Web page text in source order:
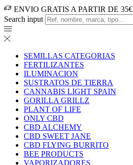
ENVIO GRATIS A PARTIR DE 35€
Search input
SEMILLAS CATEGORIAS
FERTILIZANTES
ILUMINACION
SUSTRATOS DE TIERRA
CANNABIS LIGHT SPAIN
GORILLA GRILLZ
PLANT OF LIFE
ONLY CBD
CBD ALCHEMY
CBD SWEET JANE
CBD FLYING BURRITO
BEE PRODUCTS
VAPORIZADORES